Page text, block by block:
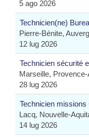
5 ago 2026
Technicien(ne)
Pierre-Bénite,
12 lug 2026
Technicien sécurité
Marseille,
28 lug 2026
Technicien missions
Lacq, Nouvelle-
14 lug 2026